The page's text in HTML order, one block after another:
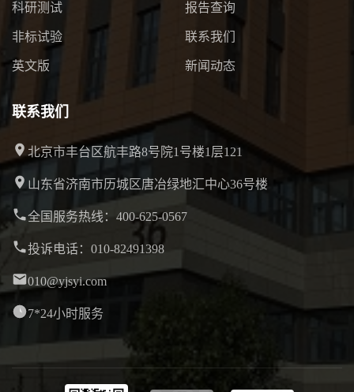
科研测试
非标试验
英文版
报告查询
联系我们
新闻动态
联系我们
北京市丰台区航丰路8号院1号楼1层121
山东省济南市历城区唐冶绿地汇中心36号楼
全国服务热线：400-625-0567
投诉电话：010-82491398
010@yjsyi.com
7*24小时服务